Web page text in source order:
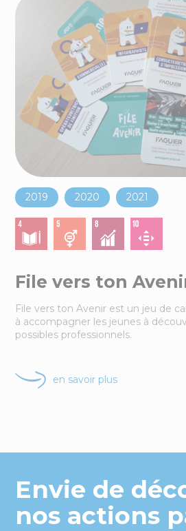
2019 2020 2021
File vers ton
File vers ton Avenir est un jeu de
à accompagner les jeunes à
possibles professionnels.
en savoir plus
Envie de
nos actions